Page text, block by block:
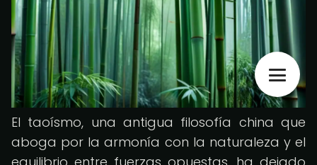
El taoísmo, una antigua filosofía china que
aboga por la armonía con la naturaleza y el